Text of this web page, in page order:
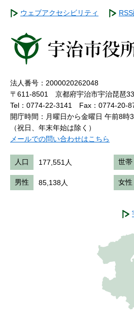
ウェブアクセシビリティ
法人番号：2000020262048
〒611-8501 京都府宇治市宇治琵琶
Tel：0774-22-3141
Fax：0774-20-
開庁時間：月曜日から金曜日 午前8時
（祝日、年末年始は除く）
メールでの問い合わせはこちら
人口 177,551人 世帯
男性 85,138人 女性